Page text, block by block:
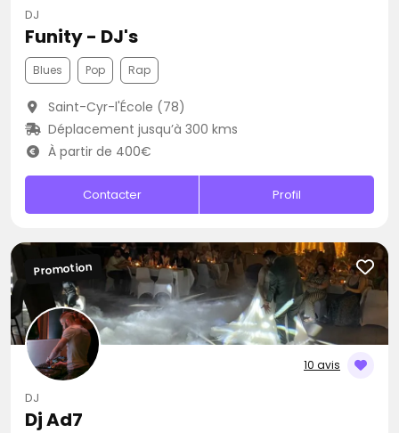
DJ
Funity - DJ's
Blues Pop Rap
Saint-Cyr-l'École (78)
Déplacement jusqu’à 300 kms
À partir de 400€
Contacter Profil
10 avis
Promotion
DJ
Dj Ad7